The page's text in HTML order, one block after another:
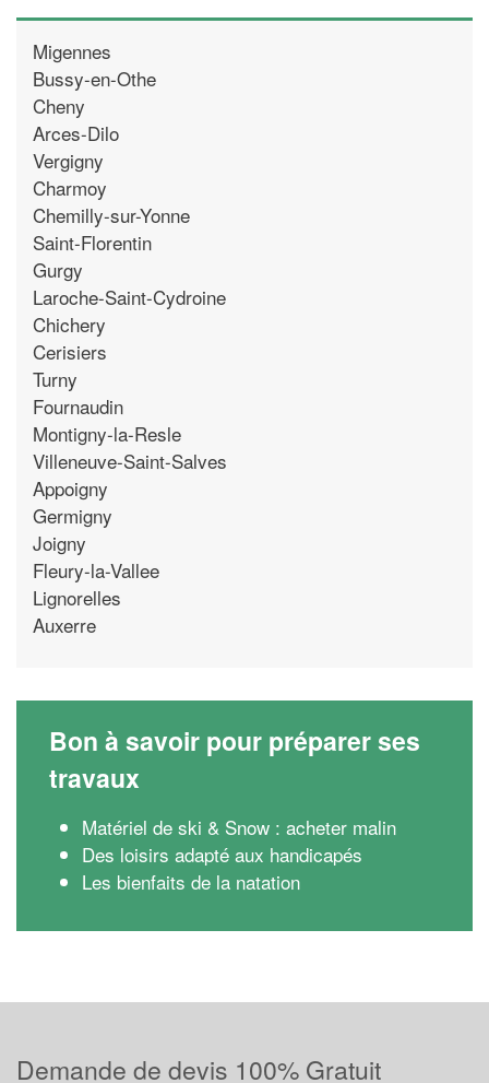
Migennes
Bussy-en-Othe
Cheny
Arces-Dilo
Vergigny
Charmoy
Chemilly-sur-Yonne
Saint-Florentin
Gurgy
Laroche-Saint-Cydroine
Chichery
Cerisiers
Turny
Fournaudin
Montigny-la-Resle
Villeneuve-Saint-Salves
Appoigny
Germigny
Joigny
Fleury-la-Vallee
Lignorelles
Auxerre
Bon à savoir pour préparer ses
travaux
Matériel de ski & Snow : acheter malin
Des loisirs adapté aux handicapés
Les bienfaits de la natation
Demande de devis 100% Gratuit